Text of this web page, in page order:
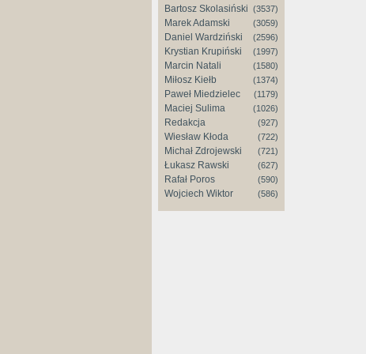
Bartosz Skolasiński (3537)
Marek Adamski (3059)
Daniel Wardziński (2596)
Krystian Krupiński (1997)
Marcin Natali (1580)
Miłosz Kiełb (1374)
Paweł Miedzielec (1179)
Maciej Sulima (1026)
Redakcja (927)
Wiesław Kłoda (722)
Michał Zdrojewski (721)
Łukasz Rawski (627)
Rafał Poros (590)
Wojciech Wiktor (586)